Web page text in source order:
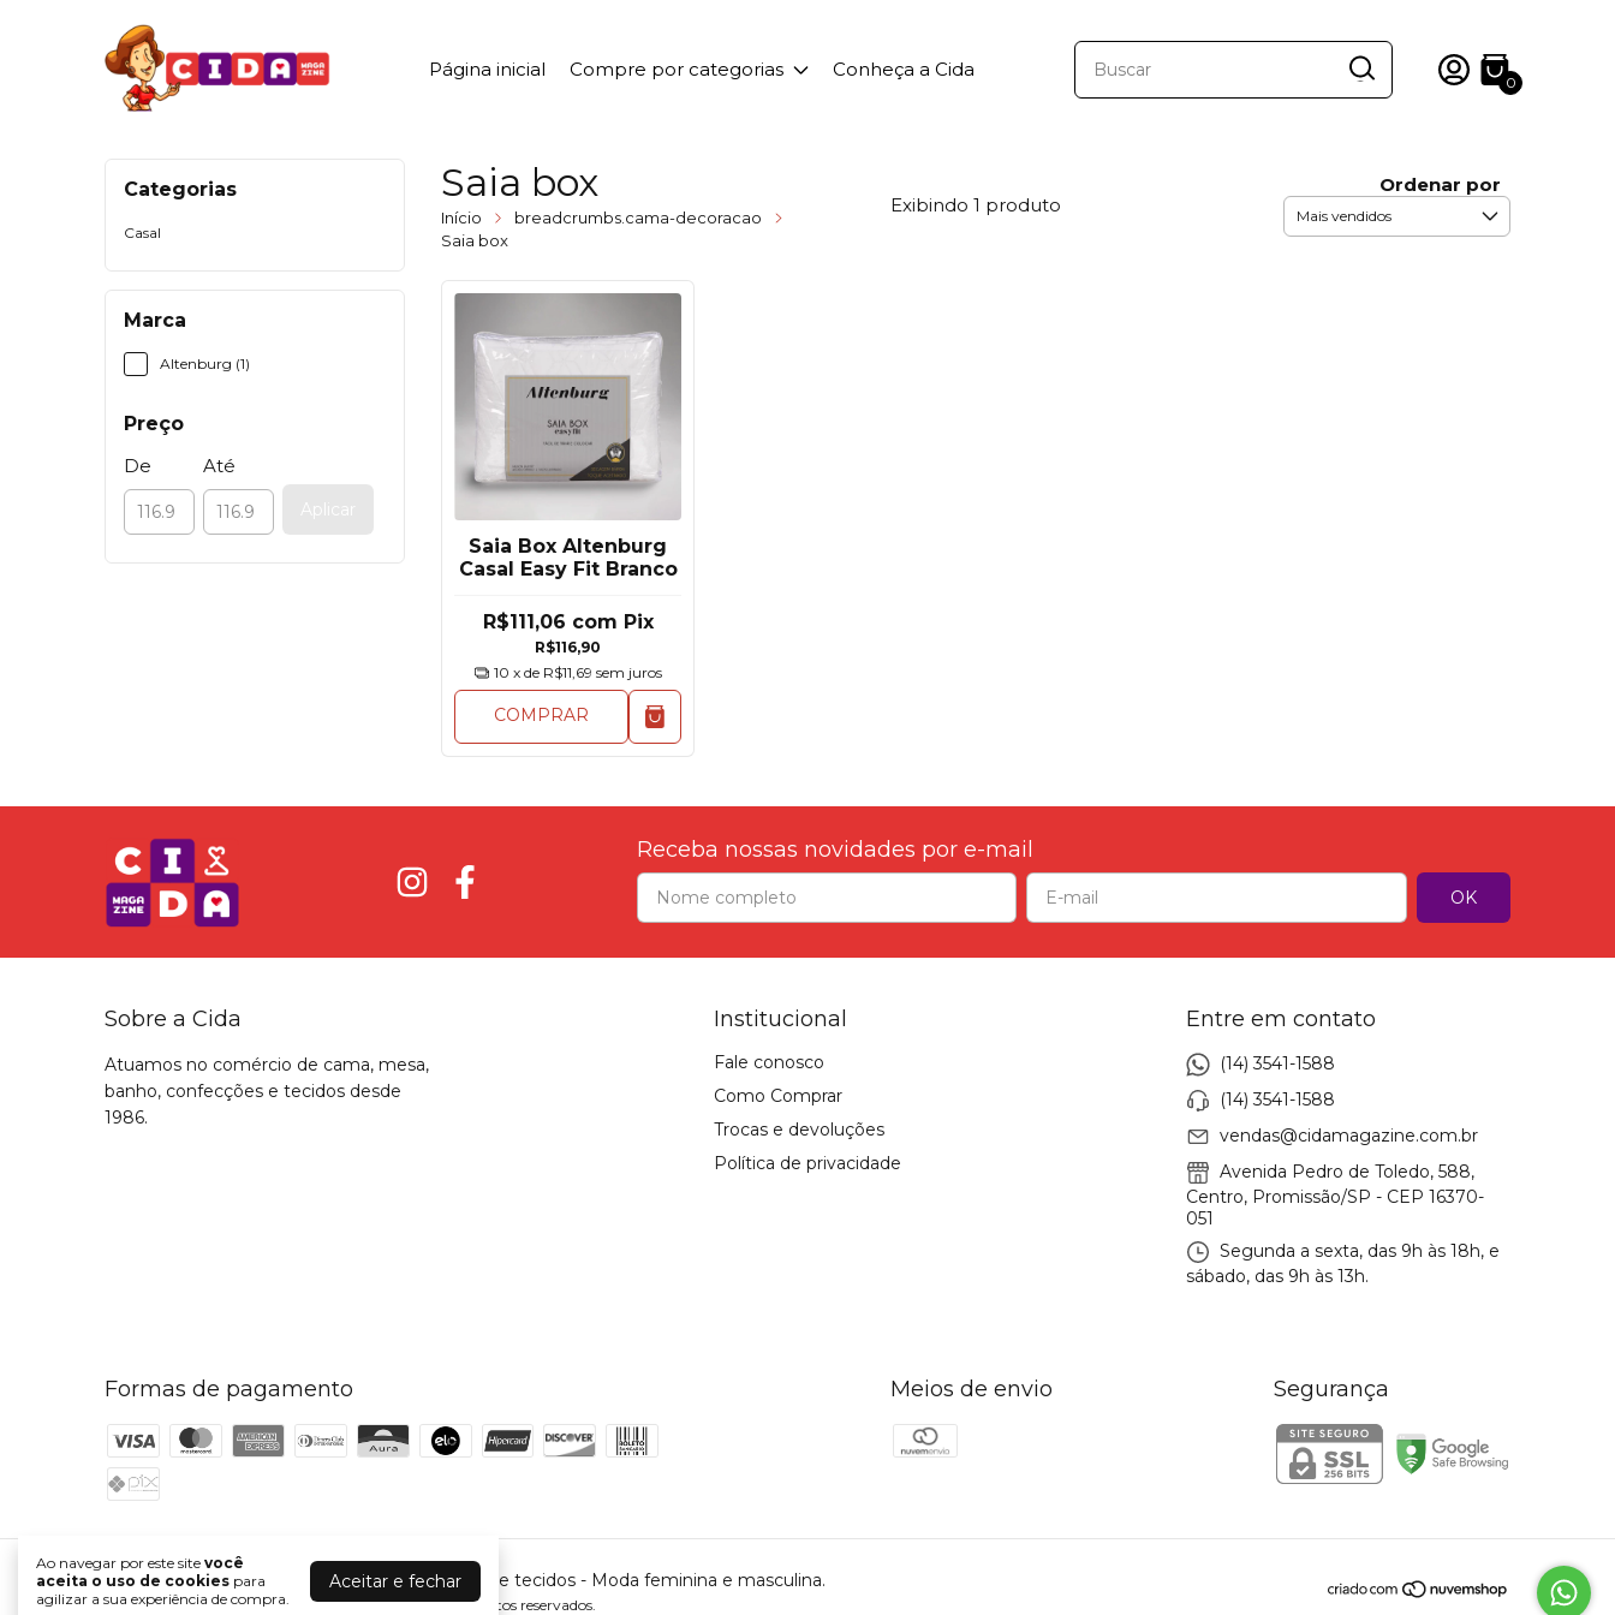
Página inicial Compre por categorias Conheça a Cida
0
Ao navegar por este site você
aceita o uso de cookies para
agilizar a sua experiência de compra.
Aceitar e fechar
Categorias
Casal
Marca
Altenburg (1)
Preço
De
Até
Aplicar
Saia box
Início
breadcrumbs.cama-decoracao
Saia box
Exibindo 1 produto
Ordenar por
Saia Box Altenburg
Casal Easy Fit Branco
R$116,90
R$111,06 com Pix
10 x de R$11,69 sem juros
COMPRAR
Receba nossas novidades por e-mail
Sobre a Cida
Atuamos no comércio de cama, mesa,
banho, confecções e tecidos desde
1986.
Institucional
Fale conosco
Como Comprar
Trocas e devoluções
Política de privacidade
Entre em contato
(14) 3541-1588
(14) 3541-1588
vendas@cidamagazine.com.br
Avenida Pedro de Toledo, 588,
Centro, Promissão/SP - CEP 16370-
051
Segunda a sexta, das 9h às 18h, e
sábado, das 9h às 13h.
Formas de pagamento Meios de envio Segurança
Saia box- Cida Magazine | Cama, mesa, banho e tecidos - Moda feminina e masculina.
©2026. Cida Magazine - 00605431000181. Todos os direitos reservados.